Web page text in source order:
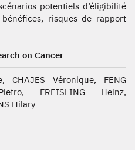
potentiels d’éligibilité
risques de rapport
on Cancer
CHAJES Véronique, FENG
FREISLING Heinz,
Hilary